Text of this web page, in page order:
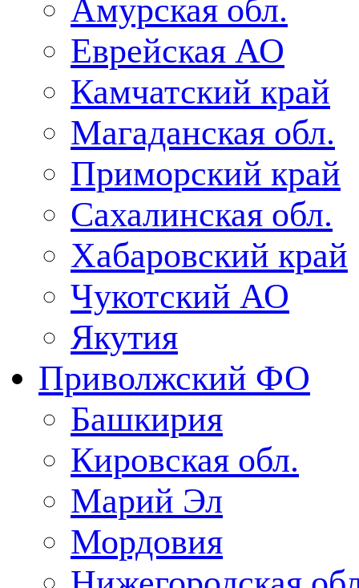
Амурская обл.
Еврейская АО
Камчатский край
Магаданская обл.
Приморский край
Сахалинская обл.
Хабаровский край
Чукотский АО
Якутия
Приволжский ФО
Башкирия
Кировская обл.
Марий Эл
Мордовия